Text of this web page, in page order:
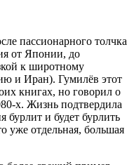
пассионарного толчка
от Японии, до
к широтному
и Иран). Гумилёв этот
книгах, но говорил о
х. Жизнь подтвердила
бурлит и будет бурлить
уже отдельная, большая